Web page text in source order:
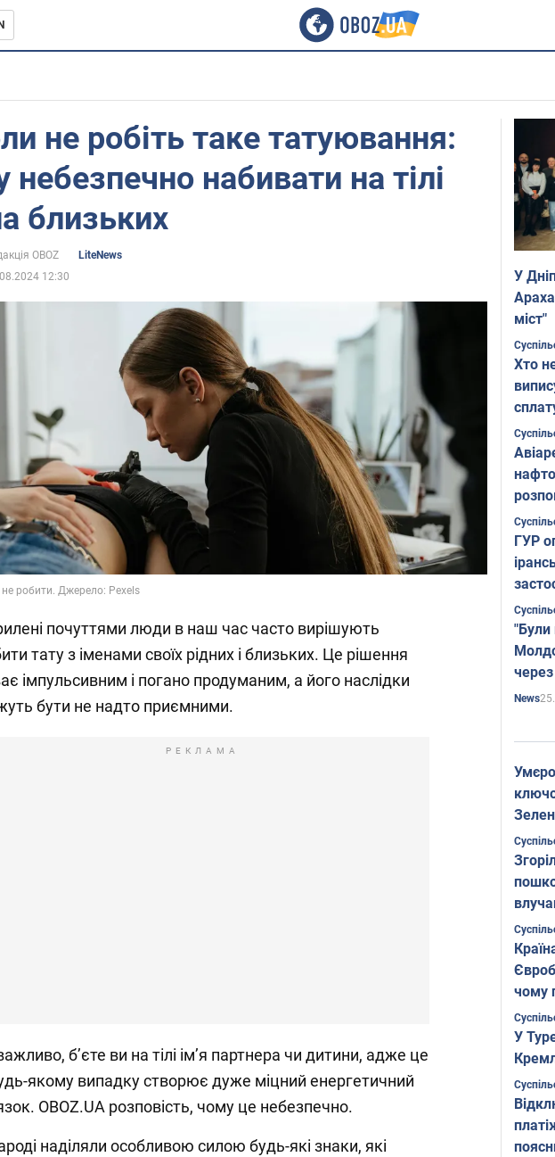
не робіть таке татуювання:
небезпечно набивати на тілі
близьких
OBOZ
LiteNews
12:30
робити. Джерело: Pexels
почуттями люди в наш час часто вирішують
тату з іменами своїх рідних і близьких. Це рішення
імпульсивним і погано продуманим, а його наслідки
бути не надто приємними.
РЕКЛАМА
бʼєте ви на тілі імʼя партнера чи дитини, адже це
якому випадку створює дуже міцний енергетичний
OBOZ.UA розповість, чому це небезпечно.
наділяли особливою силою будь-які знаки, які
У
міст"
Хто
ГУР
"Були
News
Фото
чому
У